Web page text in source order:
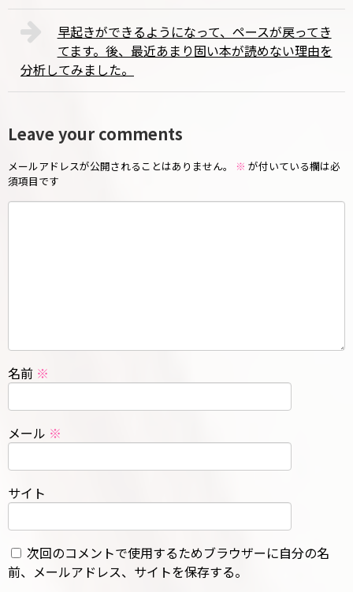
早起きができるようになって、ペースが戻ってき
てます。後、最近あまり固い本が読めない理由を
分析してみました。
Leave your comments
メールアドレスが公開されることはありません。 ※ が付いている欄は必
須項目です
名前 ※
メール ※
サイト
次回のコメントで使用するためブラウザーに自分の名
前、メールアドレス、サイトを保存する。